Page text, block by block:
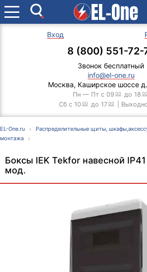
Вход
8 (800) 551-72-
Звонок бесплатный
info@el-one.ru
Москва, Каширское шоссе
Пн — Пт с 09 00 до 18 00
Сб с 10 00 до 17 00 |
EL-One.ru Распределительные щиты,
монтажа
Боксы IEK Tekfor навесной
мод.